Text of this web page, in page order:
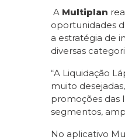
A Multiplan
oportunidades
a estratégia de
diversas
“A Liquidação
muito
promoções das
segmentos,
No aplicativo